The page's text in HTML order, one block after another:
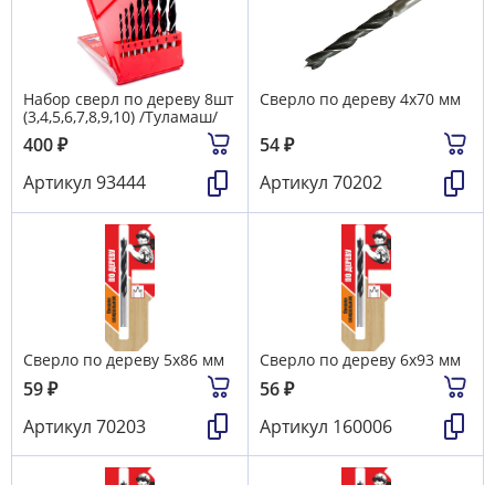
Набор сверл по дереву 8шт
(3,4,5,6,7,8,9,10) /Туламаш/
400₽
Артикул 93444
Сверло по дереву 4х70 мм
54₽
Артикул 70202
Сверло по дереву 5х86 мм
59₽
Артикул 70203
Сверло по дереву 6х93 мм
56₽
Артикул 160006